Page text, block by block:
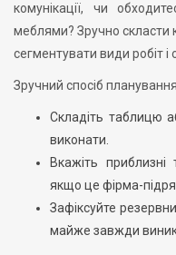
комунікації, чи
меблями? Зручно скласти
сегментувати види робіт і
Зручний спосіб
Складіть таблицю
виконати.
Вкажіть приблизні
якщо це фірма-
Зафіксуйте
майже завжди